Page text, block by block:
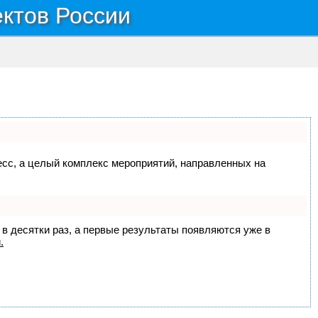
России
а целый комплекс мероприятий, направленных на
десятки раз, а первые результаты появляются уже в